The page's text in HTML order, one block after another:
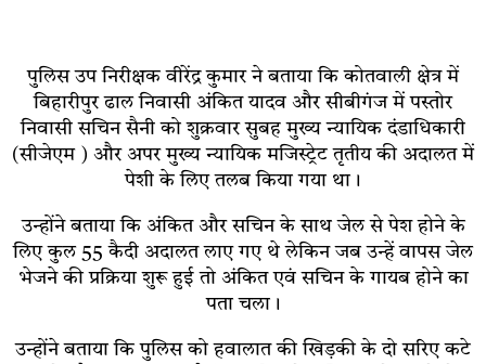
पुलिस उप निरीक्षक वीरेंद्र कुमार ने बताया कि कोतवाली क्षेत्र में
बिहारीपुर ढाल निवासी अंकित यादव और सीबीगंज में पस्तोर
निवासी सचिन सैनी को शुक्रवार सुबह मुख्य न्यायिक दंडाधिकारी
(सीजेएम ) और अपर मुख्य न्यायिक मजिस्ट्रेट तृतीय की अदालत में
पेशी के लिए तलब किया गया था।
उन्होंने बताया कि अंकित और सचिन के साथ जेल से पेश होने के
लिए कुल 55 कैदी अदालत लाए गए थे लेकिन जब उन्हें वापस जेल
भेजने की प्रक्रिया शुरू हुई तो अंकित एवं सचिन के गायब होने का
पता चला।
उन्होंने बताया कि पुलिस को हवालात की खिड़की के दो सरिए कटे